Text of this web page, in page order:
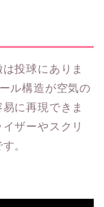
投球にありま
ル構造が空気の
に再現できま
ザーやスクリ
。